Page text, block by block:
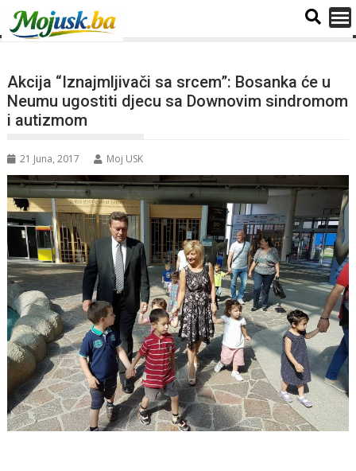
Akcija “Iznajmljivači sa srcem”: Bosanka će u
Neumu ugostiti djecu sa Downovim sindromom
i autizmom
21 Juna, 2017 Moj USK